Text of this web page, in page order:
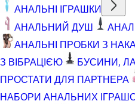
АНАЛЬНІ ІГРАШКИ
АНАЛЬНИЙ ДУШ
АНАЛЬНІ ПРОБКИ З
З ВІБРАЦІЄЮ
БУСИНИ,
ПРОСТАТИ ДЛЯ ПАРТНЕРА
НАБОРИ АНАЛЬНИХ